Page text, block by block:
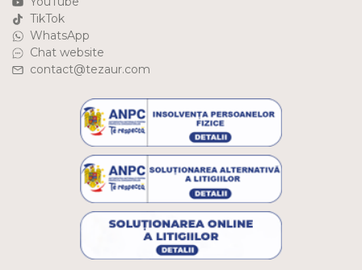
TikTok
WhatsApp
Chat website
contact@tezaur.com